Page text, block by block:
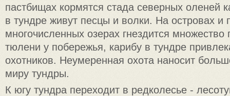
пастбищах кормятся стада северных оленей
в тундре живут песцы и волки. На островах и
многочисленных озерах гнездится
тюлени у побережья, карибу в тундре
охотников. Неумеренная охота наносит
миру тундры.
К югу тундра переходит в редколесье -